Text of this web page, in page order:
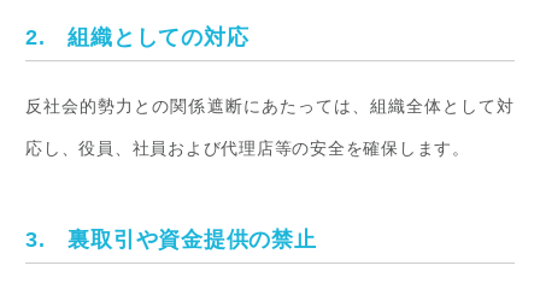
2. 組織としての対応
反社会的勢力との関係遮断にあたっては、組織全体として対
応し、役員、社員および代理店等の安全を確保します。
3. 裏取引や資金提供の禁止